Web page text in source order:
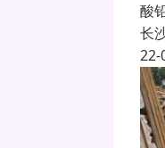
酸
长
22-